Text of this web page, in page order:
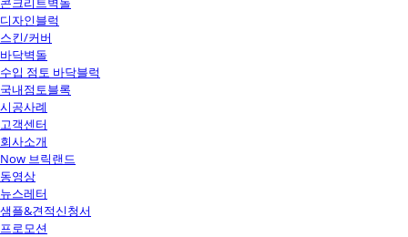
디자인블럭
스킨/커버
바닥벽돌
수입 점토 바닥블럭
국내점토블록
시공사례
고객센터
회사소개
Now 브릭랜드
동영상
뉴스레터
샘플&견적신청서
프로모션